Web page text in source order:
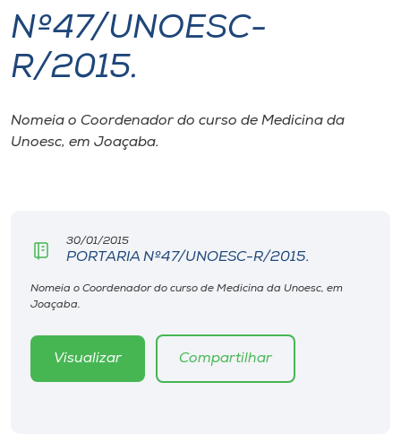
I.nova
Cultura
Biblioteca
Editora
Rádio
Nº47/UNOESC-
R/2015.
Nomeia o Coordenador do curso de Medicina da
Unoesc, em Joaçaba.
30/01/2015
PORTARIA Nº47/UNOESC-R/2015.
Nomeia o Coordenador do curso de Medicina da Unoesc, em
Joaçaba.
Visualizar Compartilhar